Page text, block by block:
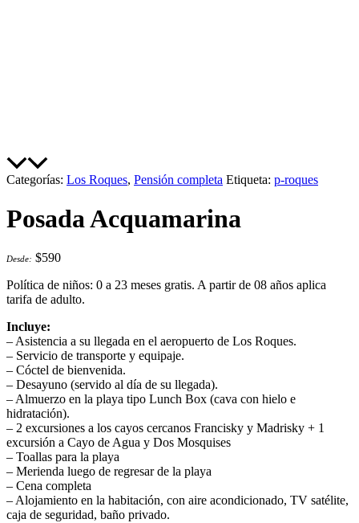
Categorías: Los Roques, Pensión completa Etiqueta: p-roques
Posada Acquamarina
Desde: $590
Política de niños: 0 a 23 meses gratis. A partir de 08 años aplica
tarifa de adulto.
Incluye:
– Asistencia a su llegada en el aeropuerto de Los Roques.
– Servicio de transporte y equipaje.
– Cóctel de bienvenida.
– Desayuno (servido al día de su llegada).
– Almuerzo en la playa tipo Lunch Box (cava con hielo e
hidratación).
– 2 excursiones a los cayos cercanos Francisky y Madrisky + 1
excursión a Cayo de Agua y Dos Mosquises
– Toallas para la playa
– Merienda luego de regresar de la playa
– Cena completa
– Alojamiento en la habitación, con aire acondicionado, TV satélite,
caja de seguridad, baño privado.